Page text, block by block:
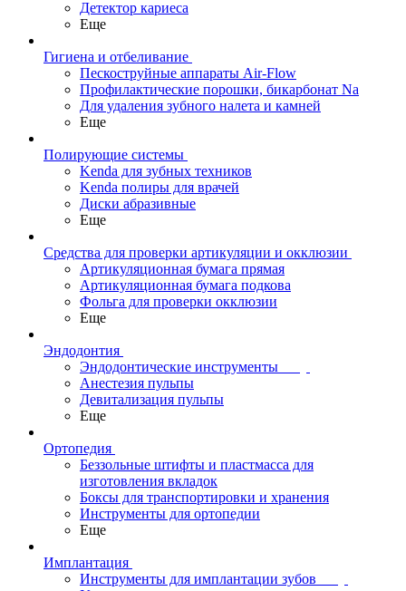
Детектор кариеса
Еще
Гигиена и отбеливание
Пескоструйные аппараты Air-Flow
Профилактические порошки, бикарбонат Na
Для удаления зубного налета и камней
Еще
Полирующие системы
Kenda для зубных техников
Kenda полиры для врачей
Диски абразивные
Еще
Средства для проверки артикуляции и окклюзии
Артикуляционная бумага прямая
Артикуляционная бумага подкова
Фольга для проверки окклюзии
Еще
Эндодонтия
Эндодонтические инструменты
Анестезия пульпы
Девитализация пульпы
Еще
Ортопедия
Беззольные штифты и пластмасса для
изготовления вкладок
Боксы для транспортировки и хранения
Инструменты для ортопедии
Еще
Имплантация
Инструменты для имплантации зубов